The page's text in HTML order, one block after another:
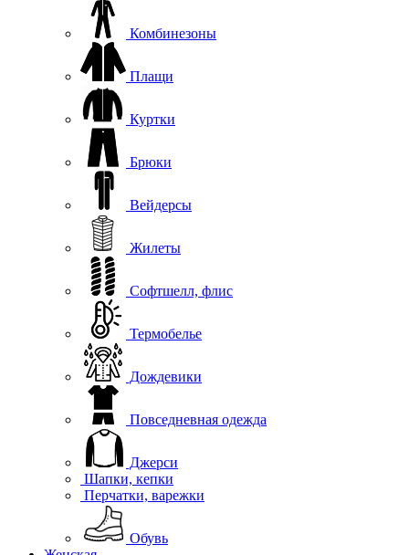
Комбинезоны
Плащи
Куртки
Брюки
Вейдерсы
Жилеты
Софтшелл, флис
Термобелье
Дождевики
Повседневная одежда
Джерси
Шапки, кепки
Перчатки, варежки
Обувь